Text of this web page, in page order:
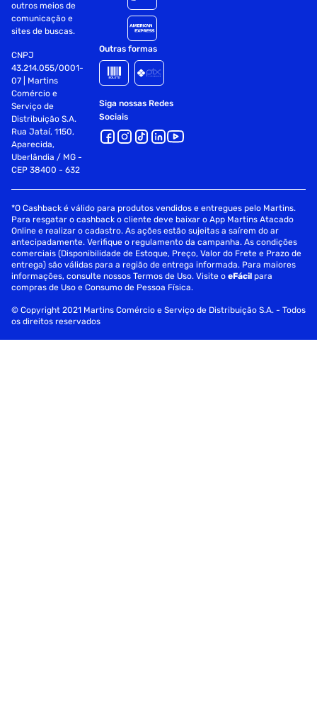
outros meios de
comunicação e
sites de buscas.
CNPJ
43.214.055/0001-
07 | Martins
Comércio e
Serviço de
Distribuição S.A.
Rua Jataí, 1150,
Aparecida,
Uberlândia / MG -
CEP 38400 - 632
Outras formas
Siga nossas Redes
Sociais
*O Cashback é válido para produtos vendidos e entregues pelo Martins.
Para resgatar o cashback o cliente deve baixar o App Martins Atacado
Online e realizar o cadastro. As ações estão sujeitas a saírem do ar
antecipadamente. Verifique o regulamento da campanha. As condições
comerciais (Disponibilidade de Estoque, Preço, Valor do Frete e Prazo de
entrega) são válidas para a região de entrega informada. Para maiores
informações, consulte nossos Termos de Uso. Visite oeFácil para
compras de Uso e Consumo de Pessoa Física.
© Copyright 2021 Martins Comércio e Serviço de Distribuição S.A. - Todos
os direitos reservados